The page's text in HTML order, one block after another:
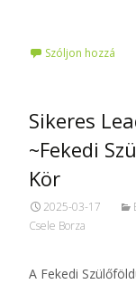
Szóljon hozzá
Sikeres
~Fekedi
Kör
2025-03-17
Csele Borza
A Fekedi